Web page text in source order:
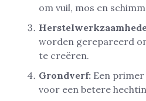
om vuil, mos en
worden gerepareerd
te creëren.
Grondverf: Een
voor een betere